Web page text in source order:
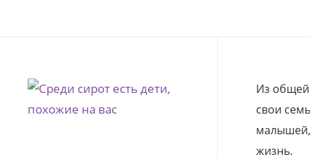
Из общей
свои
малышей,
жизнь.